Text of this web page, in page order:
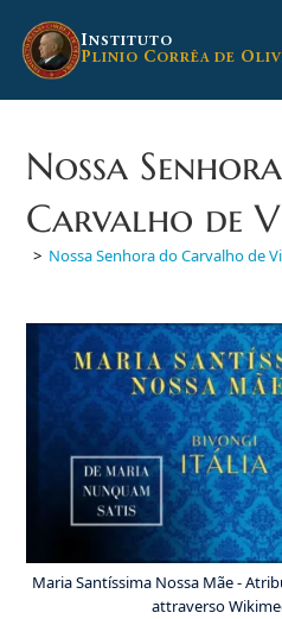
para
INSTITUTO
PLINIO CORRÊA DE O
Nossa
Carvalho de
> Nossa Senhora do Carvalho de
Maria Santíssima Nossa Mãe -
attraverso